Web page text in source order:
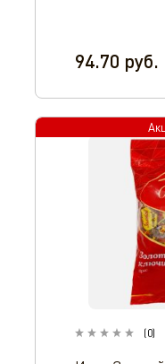
94.70 руб.
(0)